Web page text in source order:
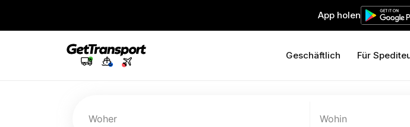
App holen
Geschäftlich Für
Woher Wohin